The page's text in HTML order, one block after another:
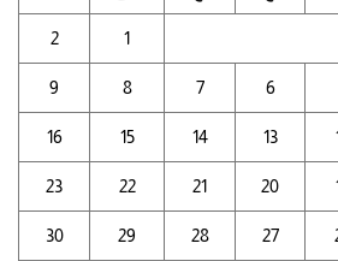
1
2
6
7
8
9
13
14
15
16
20
21
22
23
27
28
29
30